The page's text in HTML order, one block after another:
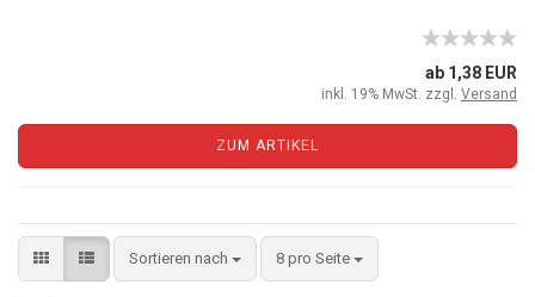
ab 1,38 EUR
inkl. 19% MwSt. zzgl. Versand
ZUM ARTIKEL
Sortieren nach 8 pro Seite